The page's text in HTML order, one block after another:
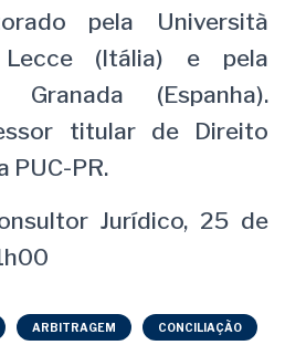
pela Università
(Itália) e pela
(Espanha).
titular de Direito
PUC-PR.
Jurídico, 25 de
ARBITRAGEM CONCILIAÇÃO